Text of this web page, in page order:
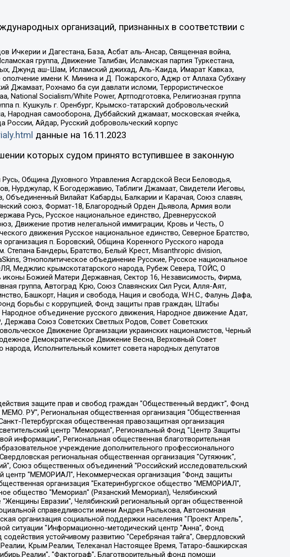
организаций, признанных в соответствии с
и Дагестана, База, Асбат аль-Ансар, Священная война,
группа, Движение Талибан, Исламская партия Туркестана,
Джунд аш-Шам, Исламский джихад, Аль-Каида, Имарат Кавказ,
имени К. Минина и Д. Пожарского, Аджр от Аллаха Субхану
Джамаат, Рохнамо ба суи давлати исломи, Террористическое
Socialism/White Power, Артподготовка, Религиозная группа
п. Кушкуль г. Оренбург, Крымско-татарский добровольческий
Народная самооборона, Дуббайский джамаат, московская ячейка,
Айдар, Русский добровольческий корпус
данные на 16.11.2023
которых судом принято вступившее в законную
Община Духовного Управления Асгардской Веси Беловодья,
Нурджулар, К Богодержавию, Таблиги Джамаат, Свидетели Иеговы,
Вилайат Кабарды, Балкарии и Карачая, Союз славян,
союз, Формат-18, Благородный Орден Дьявола, Армия воли
Русь, Русское национальное единство, Древнерусской
Движение против нелегальной иммиграции, Кровь и Честь, О
движения Русское национальное единство, Северное Братство,
п. Боровский, Община Коренного Русского народа
Бандеры, Братство, Белый Крест, Misanthropic division,
Этнополитическое объединение Русские, Русское национальное
Меджлис крымскотатарского народа, Рубеж Севера, ТОЙС, О
Божией Матери Державная, Сектор 16, Независимость, Фирма,
группа, Автоград Крю, Союз Славянских Сил Руси, Алля-Аят,
Башкорт, Нация и свобода, Нация и свобода, W.H.С., Фалунь Дафа,
борьбы с коррупцией, Фонд защиты прав граждан, Штабы
объединение русского движения, Народное движение Адат,
Союз Советских Светлых Родов, Совет Советских
Движение Организации украинских националистов, Черный
Демократическое Движение Весна, Верховный Совет
Исполнительный комитет совета народных депутатов
Анатольевна, Сотников Даниил Владимирович, Сурначева Елизавета Дмитриевна, Автономная некоммерческая организация по защите прав человека и информированию населения "Якутия – Наше Мнение", Общество с ограниченной ответственностью "Москоу диджитал медиа", с 26.01.2023 Общество с ограниченной ответственностью "Чайка Белые сады", Ветошкина Валерия Валерьевна, Заговора Максим Александрович, Межрегиональное общественное движение "Российская ЛГБТ - сеть", Оленичев Максим Владимирович, Павлов Иван Юрьевич, Скворцова Елена Сергеевна, Общество с ограниченной ответственностью "Как бы инагент", Кочетков Игорь Викторович, Общество с ограниченной ответственностью "Честные выборы", Еланчик Олег Александрович, Общество с ограниченной ответственностью "Нобелевский призыв", Гималова Регина Эмилевна, Григорьев Андрей Валерьевич, Григорьева Алина Александровна, Ассоциация по содействию защите прав призывников, альтернативнослужащих и военнослужащих "Правозащитная группа "Гражданин.Армия.Право", Хисамова Регина Фаритовна, Автономная некоммерческая организация по реализации социально-правовых программ "Лилит", Дальневосточное общественное движение "Маяк", Санкт-Петербургская ЛГБТ-инициативная группа "Выход", Инициативная группа ЛГБТ+ "Реверс", Алексеев Андрей Викторович, Бекбулатова Таисия Львовна, Беляев Иван Михайлович, Владыкина Елена Сергеевна, Гельман Марат Александрович, Никульшина Вероника Юрьевна, Толоконникова Надежда Андреевна, Шендерович Виктор Анатольевич, Общество с ограниченной ответственностью "Данное сообщение", Общество с ограниченной ответственностью Издательский дом "Новая глава", Айнбиндер Александра Александровна, Московский комьюнити-центр для ЛГБТ+инициатив, Благотворительный фонд развития филантропии, Deutsche Welle (Германия, Kurt-Schumacher-Strasse 3, 53113 Bonn), Борзунова Мария Михайловна, Воробьев Виктор Викторович, Голубева Анна Львовна, Константинова Алла Михайловна, Малкова Ирина Владимировна, Мурадов Мурад Абдулгалимович, Осетинская Елизавета Николаевна, Понасенков Евгений Николаевич, Ганапольский Матвей Юрьевич, Киселев Евгений Алексеевич, Борухович Ирина Григорьевна, Дремин Иван Тимофеевич, Дубровский Дмитрий Викторович, Красноярская региональная общественная организация поддержки и развития альтернативных образовательных технологий и межкультурных коммуникаций "ИНТЕРРА", Маяковская Екатерина Алексеевна, Фейгин Марк Захарович, Филимонов Андрей Викторович, Дзугкоева Регина Николаевна, Доброхотов Роман Александрович, Дудь Юрий Александрович, Елкин Сергей Владимирович, Кругликов Кирилл Игоревич, Сабунаева Мария Леонидовна, Семенов Алексей Владимирович, Шаинян Карен Багратович, Шульман Екатерина Михайловна, Асафьев Артур Валерьевич, Вахштайн Виктор Семенович, Венедиктов Алексей Алексеевич, Лушникова Екатерина Евгеньевна, Волков Леонид Михайлович, Невзоров Александр Глебович, Пархоменко Сергей Борисович, Сироткин Ярослав Николаевич, Кара-Мурза Владимир Владимирович, Баранова Наталья Владимировна, Гозман Леонид Яковлевич, Кагарлицкий Борис Юльевич, Климарев Михаил Валерьевич, Милов Владимир Станиславович, Автономная некоммерческая организация Краснодарский центр современного искусства "Типография", Моргенштерн Алишер Тагирович, Соболь Любовь Эдуардовна, Общество с ограниченной ответственностью "ЛИЗА НОРМ", Каспаров Гарри Кимович, Ходорковский Михаил Борисович, Общество с ограниченной ответственностью "Апрельские тезисы", Данилович Ирина Брониславовна, Кашин Олег Владимирович, Петров Николай Владимирович, Пивоваров Алексей Владимирович, Соколов Михаил Владимирович, Цветкова Юлия Владимировна, Чичваркин Евгений Александрович, Комитет против пыток/Команда против пыток, Общество с ограниченной ответственностью "Первый научный", Общество с ограниченной ответственностью "Вертолет и ко", Белоцерковская Вероника Борисовна, Кац Максим Евгеньевич, Лазарева Татьяна Юрьевна, Шаведдинов Руслан Табризович, Яшин Илья Валерьевич, Общество с ограниченной ответственностью "Иноагент ААВ", Алешковский Дмитрий Петрович, Альбац Евгения Марковна, Быков Дмитрий Львович, Галямина Юлия Евгеньевна, Лойко Сергей Леонидович, Мартынов Кирилл Константинович, Медведев Сергей Александрович, Крашенинников Федор Геннадиевич, Гордеева Катерина Вл